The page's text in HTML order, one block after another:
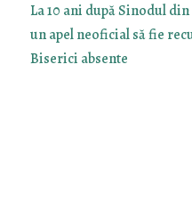
La 10 ani după Sinodul
un apel neoficial să fie
Biserici absente